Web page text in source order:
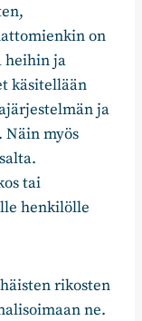
on
heihin ja
käsitellään
ja
Näin myös
tai
henkilölle
rikosten
ne.